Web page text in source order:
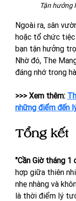
Tận hưởng
Ngoài ra, sân
hoặc tổ chức tiệc
bạn tận hưởng
Nhờ đó, The
đáng nhớ trong
>>> Xem thêm:
những điểm đến
Tổng kết
"Cần Giờ tháng 1
hợp giữa thiên
nhẹ nhàng và
là thời điểm lý